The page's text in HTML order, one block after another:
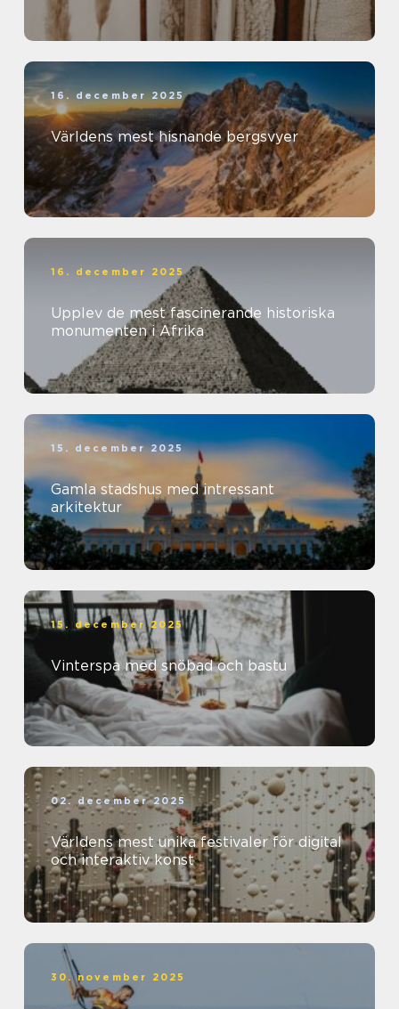
16. december 2025
Världens mest hisnande bergsvyer
16. december 2025
Upplev de mest fascinerande historiska
monumenten i Afrika
15. december 2025
Gamla stadshus med intressant
arkitektur
15. december 2025
Vinterspa med snöbad och bastu
02. december 2025
Världens mest unika festivaler för digital
och interaktiv konst
30. november 2025